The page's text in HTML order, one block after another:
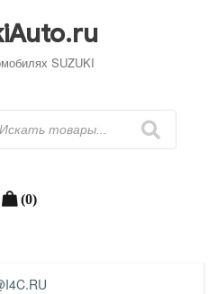
SUZUKI
(0)